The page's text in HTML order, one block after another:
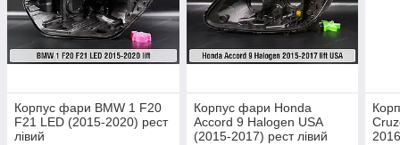
Корпус фари BMW 1 F20
F21 LED (2015-2020) рест
лівий
Корпус фари Honda
Accord 9 Halogen USA
(2015-2017) рест лівий